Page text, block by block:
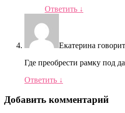
Ответить ↓
Екатерина говорит
Где преобрести рамку под
Ответить ↓
Добавить комментарий